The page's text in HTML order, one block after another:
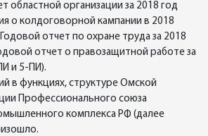
областной организации за 2018 год
о колдоговорной кампании в 2018
отчет по охране труда за 2018
отчет о правозащитной работе за
и 5-ПИ).
в функциях, структуре Омской
Профессионального союза
комплекса РФ (далее